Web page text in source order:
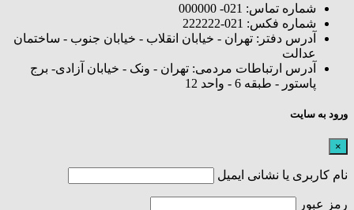
شماره تماس: 021- 000000
شماره فکس: 021-222222
آدرس دفتر: تهران - خیابان انقلاب - خیابان جنوب - ساختمان
عدالت
آدرس ارتباطات مردمی: تهران - ونک - خیابان آزادی- برج
پاستور - طبقه 6 - واحد 12
ورود به سایت
×
نام کاربری یا نشانی ایمیل
رمز عبور